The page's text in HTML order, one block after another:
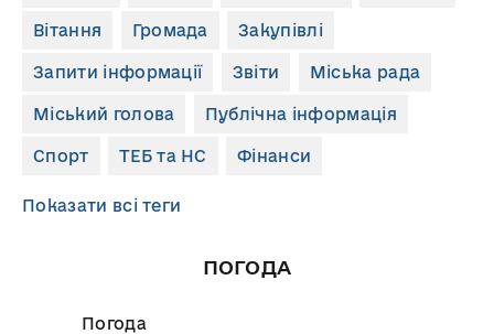
Вітання Громада Закупівлі
Запити інформації Звіти Міська рада
Міський голова Публічна інформація
Спорт ТЕБ та НС Фінанси
Показати всі теги
ПОГОДА
Погода